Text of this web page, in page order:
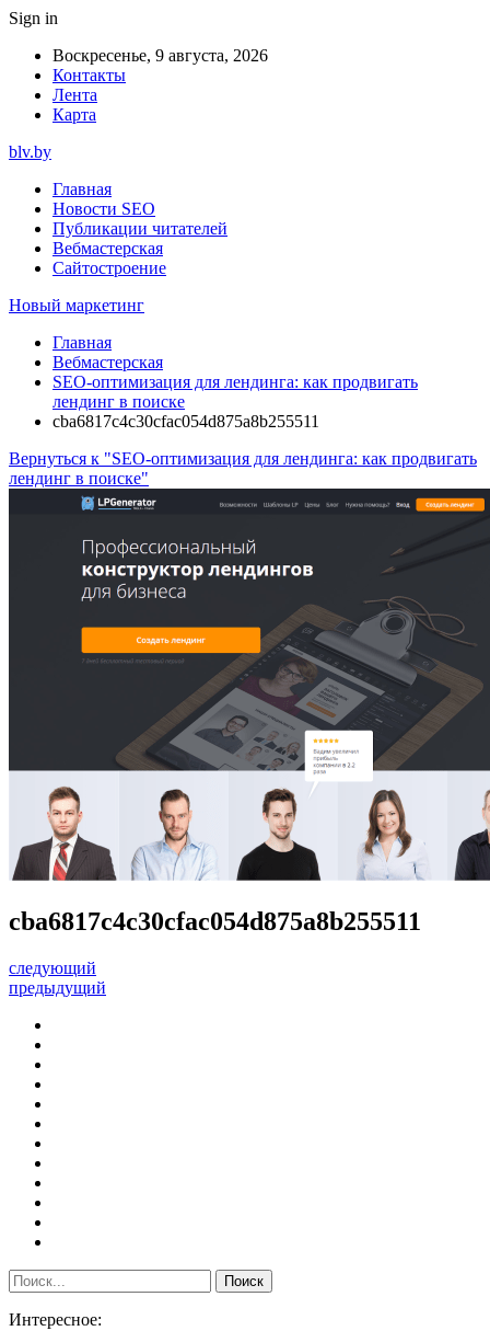
Sign in
Воскресенье, 9 августа, 2026
Контакты
Лента
Карта
blv.by
Главная
Новости SEO
Публикации читателей
Вебмастерская
Сайтостроение
Новый маркетинг
Главная
Вебмастерская
SEO-оптимизация для лендинга: как продвигать
лендинг в поиске
cba6817c4c30cfac054d875a8b255511
Вернуться к "SEO-оптимизация для лендинга: как продвигать
лендинг в поиске"
cba6817c4c30cfac054d875a8b255511
следующий
предыдущий
Интересное: